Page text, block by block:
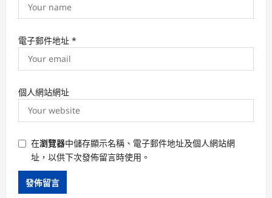
電子郵件地址 *
個人網站網址
在瀏覽器中儲存顯示名稱、電子郵件地址及個人網站網
址，以供下次發佈留言時使用。